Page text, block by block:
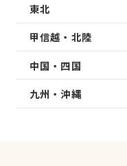
東北
甲信越・北陸
中国・四国
九州・沖縄